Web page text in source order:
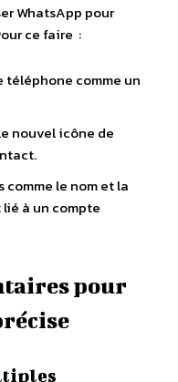
WhatsApp pour
ce faire :
téléphone comme un
nouvel icône de
le nom et la
à un compte
pour